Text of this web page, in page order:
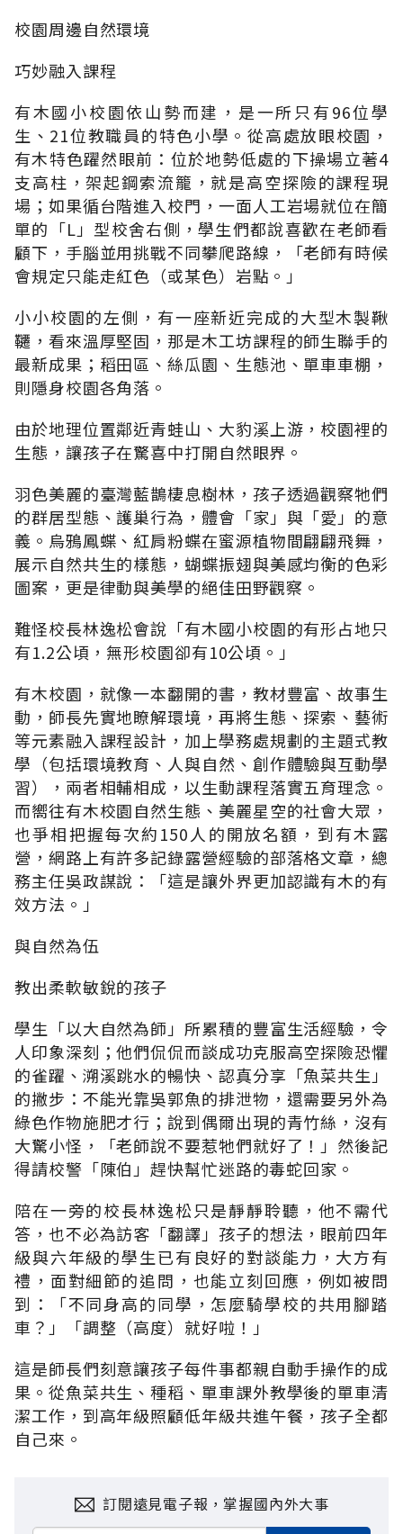
校園周邊自然環境
巧妙融入課程
有木國小校園依山勢而建，是一所只有96位學
生、21位教職員的特色小學。從高處放眼校園，
有木特色躍然眼前：位於地勢低處的下操場立著4
支高柱，架起鋼索流籠，就是高空探險的課程現
場；如果循台階進入校門，一面人工岩場就位在簡
單的「L」型校舍右側，學生們都說喜歡在老師看
顧下，手腦並用挑戰不同攀爬路線，「老師有時候
會規定只能走紅色（或某色）岩點。」
小小校園的左側，有一座新近完成的大型木製鞦
韆，看來溫厚堅固，那是木工坊課程的師生聯手的
最新成果；稻田區、絲瓜園、生態池、單車車棚，
則隱身校園各角落。
由於地理位置鄰近青蛙山、大豹溪上游，校園裡的
生態，讓孩子在驚喜中打開自然眼界。
羽色美麗的臺灣藍鵲棲息樹林，孩子透過觀察牠們
的群居型態、護巢行為，體會「家」與「愛」的意
義。烏鴉鳳蝶、紅肩粉蝶在蜜源植物間翩翩飛舞，
展示自然共生的樣態，蝴蝶振翅與美感均衡的色彩
圖案，更是律動與美學的絕佳田野觀察。
難怪校長林逸松會說「有木國小校園的有形占地只
有1.2公頃，無形校園卻有10公頃。」
有木校園，就像一本翻開的書，教材豐富、故事生
動，師長先實地瞭解環境，再將生態、探索、藝術
等元素融入課程設計，加上學務處規劃的主題式教
學（包括環境教育、人與自然、創作體驗與互動學
習），兩者相輔相成，以生動課程落實五育理念。
而嚮往有木校園自然生態、美麗星空的社會大眾，
也爭相把握每次約150人的開放名額，到有木露
營，網路上有許多記錄露營經驗的部落格文章，總
務主任吳政謀說：「這是讓外界更加認識有木的有
效方法。」
與自然為伍
教出柔軟敏銳的孩子
學生「以大自然為師」所累積的豐富生活經驗，令
人印象深刻；他們侃侃而談成功克服高空探險恐懼
的雀躍、溯溪跳水的暢快、認真分享「魚菜共生」
的撇步：不能光靠吳郭魚的排泄物，還需要另外為
綠色作物施肥才行；說到偶爾出現的青竹絲，沒有
大驚小怪，「老師說不要惹牠們就好了！」然後記
得請校警「陳伯」趕快幫忙迷路的毒蛇回家。
陪在一旁的校長林逸松只是靜靜聆聽，他不需代
答，也不必為訪客「翻譯」孩子的想法，眼前四年
級與六年級的學生已有良好的對談能力，大方有
禮，面對細節的追問，也能立刻回應，例如被問
到：「不同身高的同學，怎麼騎學校的共用腳踏
車？」「調整（高度）就好啦！」
這是師長們刻意讓孩子每件事都親自動手操作的成
果。從魚菜共生、種稻、單車課外教學後的單車清
潔工作，到高年級照顧低年級共進午餐，孩子全都
自己來。
訂閱遠見電子報，掌握國內外大事